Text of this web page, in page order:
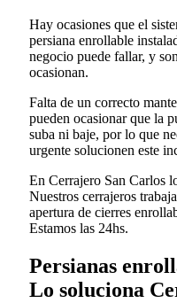
Hay ocasiones que el
persiana enrollable
negocio puede fallar, y
ocasionan.
Falta de un correcto
pueden ocasionar que la
suba ni baje, por lo que
urgente solucionen este
En Cerrajero San Carlos
Nuestros cerrajeros
apertura de cierres
Estamos las 24hs.
Persianas
Lo soluciona